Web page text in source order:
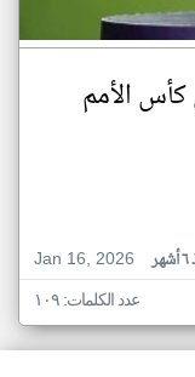
كأس الأمم
Jan 16, 2026
عدد الكلمات: ١٠٩